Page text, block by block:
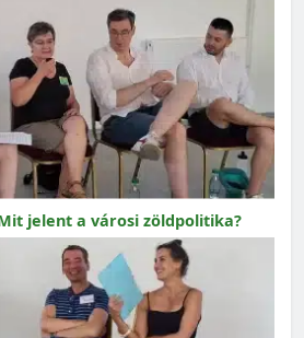
jelent a városi zöldpolitika?